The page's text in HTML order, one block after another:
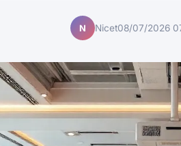
N Nicet08/07/2026